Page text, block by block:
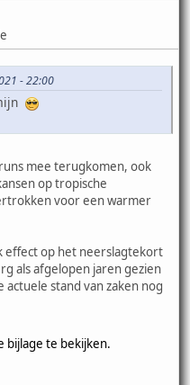
- 22:00
mee terugkomen, ook
op tropische
voor een warmer
effect op het neerslagtekort
als afgelopen jaren gezien
stand van zaken nog
bijlage te bekijken.